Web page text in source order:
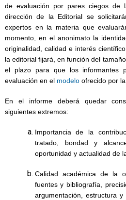
de evaluación por pares ciegos
dirección de la Editorial se
expertos en la materia que
momento, en el anonimato la
originalidad, calidad e interés
la editorial fijará, en función del
el plazo para que los informantes
evaluación en el modelo ofrecido por
En el informe deberá quedar
siguientes extremos:
Importancia de la
tratado, bondad y
oportunidad y actualidad de
Calidad académica de la
fuentes y bibliografía,
argumentación, estructura